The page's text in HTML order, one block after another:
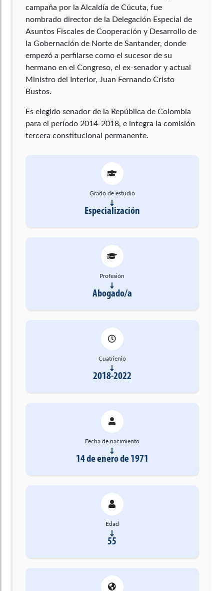
campaña por la Alcaldía de Cúcuta, fue
nombrado director de la Delegación Especial de
Asuntos Fiscales de Cooperación y Desarrollo de
la Gobernación de Norte de Santander, donde
empezó a perfilarse como el sucesor de su
hermano en el Congreso, el ex-senador y actual
Ministro del Interior, Juan Fernando Cristo
Bustos.
Es elegido senador de la República de Colombia
para el período 2014-2018, e integra la comisión
tercera constitucional permanente.
Grado de estudio
Especialización
Profesión
Abogado/a
Cuatrienio
2018-2022
Fecha de nacimiento
14 de enero de 1971
Edad
55